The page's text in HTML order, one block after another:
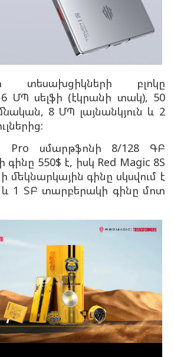
տեսախցիկների բլոկը
ՄՊ սելֆի (էկրանի տակ), 50
8 ՄՊ լայնանկյուն և 2
Pro սմարթֆոնի 8/128 ԳԲ
գինը 550$ է, իսկ Red Magic 8S
մեկնարկային գինը սկսվում է
և 1 ՏԲ տարբերակի գինը մոտ